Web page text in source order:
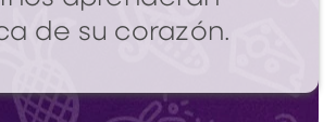
de su corazón.